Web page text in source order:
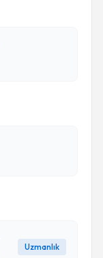
Uzmanlık